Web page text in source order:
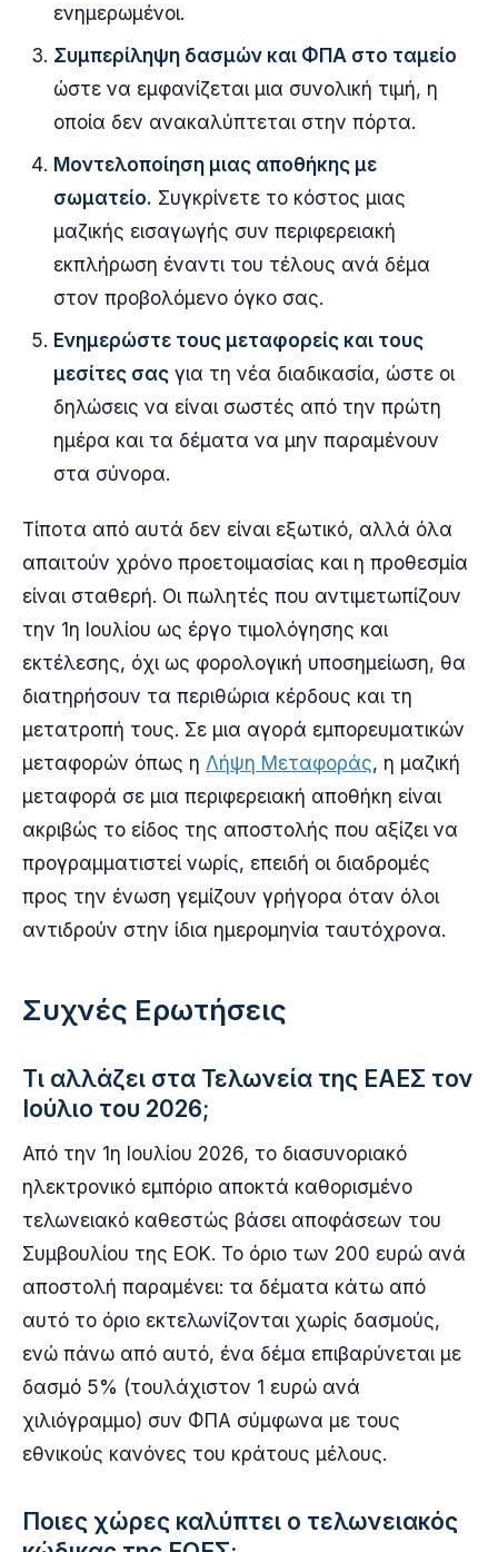
ενημερωμένοι.
Συμπερίληψη δασμών και ΦΠΑ στο ταμείο
ώστε να εμφανίζεται μια συνολική τιμή, η
οποία δεν ανακαλύπτεται στην πόρτα.
Μοντελοποίηση μιας αποθήκης με
σωματείο. Συγκρίνετε το κόστος μιας
μαζικής εισαγωγής συν περιφερειακή
εκπλήρωση έναντι του τέλους ανά δέμα
στον προβολόμενο όγκο σας.
Ενημερώστε τους μεταφορείς και τους
μεσίτες σας για τη νέα διαδικασία, ώστε οι
δηλώσεις να είναι σωστές από την πρώτη
ημέρα και τα δέματα να μην παραμένουν
στα σύνορα.
Τίποτα από αυτά δεν είναι εξωτικό, αλλά όλα
απαιτούν χρόνο προετοιμασίας και η προθεσμία
είναι σταθερή. Οι πωλητές που αντιμετωπίζουν
την 1η Ιουλίου ως έργο τιμολόγησης και
εκτέλεσης, όχι ως φορολογική υποσημείωση, θα
διατηρήσουν τα περιθώρια κέρδους και τη
μετατροπή τους. Σε μια αγορά εμπορευματικών
μεταφορών όπως η Λήψη Μεταφοράς, η μαζική
μεταφορά σε μια περιφερειακή αποθήκη είναι
ακριβώς το είδος της αποστολής που αξίζει να
προγραμματιστεί νωρίς, επειδή οι διαδρομές
προς την ένωση γεμίζουν γρήγορα όταν όλοι
αντιδρούν στην ίδια ημερομηνία ταυτόχρονα.
Συχνές Ερωτήσεις
Τι αλλάζει στα Τελωνεία της ΕΑΕΣ τον
Ιούλιο του 2026;
Από την 1η Ιουλίου 2026, το διασυνοριακό
ηλεκτρονικό εμπόριο αποκτά καθορισμένο
τελωνειακό καθεστώς βάσει αποφάσεων του
Συμβουλίου της ΕΟΚ. Το όριο των 200 ευρώ ανά
αποστολή παραμένει: τα δέματα κάτω από
αυτό το όριο εκτελωνίζονται χωρίς δασμούς,
ενώ πάνω από αυτό, ένα δέμα επιβαρύνεται με
δασμό 5% (τουλάχιστον 1 ευρώ ανά
χιλιόγραμμο) συν ΦΠΑ σύμφωνα με τους
εθνικούς κανόνες του κράτους μέλους.
Ποιες χώρες καλύπτει ο τελωνειακός